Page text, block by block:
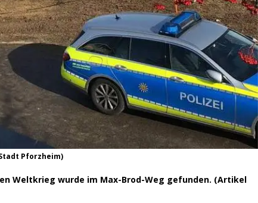
Pforzheim)
Weltkrieg wurde im Max-Brod-Weg gefunden. (Artikel